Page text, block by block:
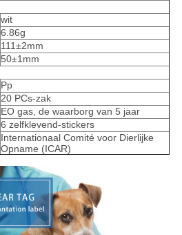
wit
6.86g
111±2mm
50±1mm
Pp
20 PCs-zak
EO gas, de waarborg van 5 jaar
6 zelfklevend-stickers
Internationaal Comité voor Dierlijke
Opname (ICAR)